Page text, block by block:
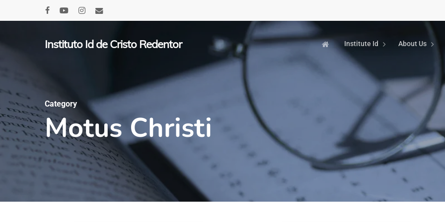
to
Instituto Id de Cristo Redentor Institute Id About Us
Category
Motus Christi